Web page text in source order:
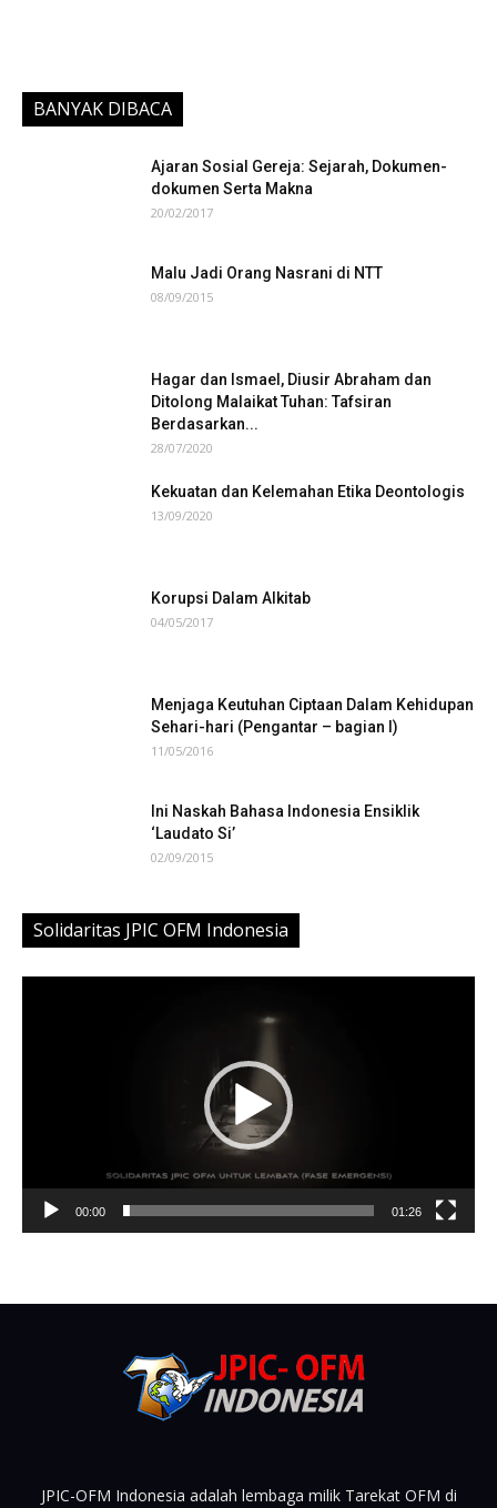
BANYAK DIBACA
Ajaran Sosial Gereja: Sejarah, Dokumen-
dokumen Serta Makna
20/02/2017
Malu Jadi Orang Nasrani di NTT
08/09/2015
Hagar dan Ismael, Diusir Abraham dan
Ditolong Malaikat Tuhan: Tafsiran
Berdasarkan...
28/07/2020
Kekuatan dan Kelemahan Etika Deontologis
13/09/2020
Korupsi Dalam Alkitab
04/05/2017
Menjaga Keutuhan Ciptaan Dalam Kehidupan
Sehari-hari (Pengantar – bagian I)
11/05/2016
Ini Naskah Bahasa Indonesia Ensiklik
‘Laudato Si’
02/09/2015
Solidaritas JPIC OFM Indonesia
00:00 01:26
JPIC-OFM Indonesia adalah lembaga milik Tarekat OFM di